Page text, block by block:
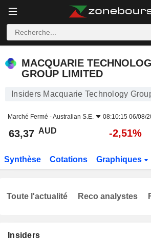
MACQUARIE
GROUP LIMITED
Insiders Macquarie Technology
Marché Fermé -Australian S.E. 08:10:15 06/08/
63,37 AUD -2,51%
Synthèse Cotations Graphiques
Insiders
Toute l'actualité Reco analystes